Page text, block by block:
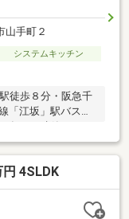
山手町２
システムキッチン
徒歩８分・阪急千
「江坂」駅バス９
り◆ＬＤＫ１５畳◆
ます）◆浴室は１
4SLDK